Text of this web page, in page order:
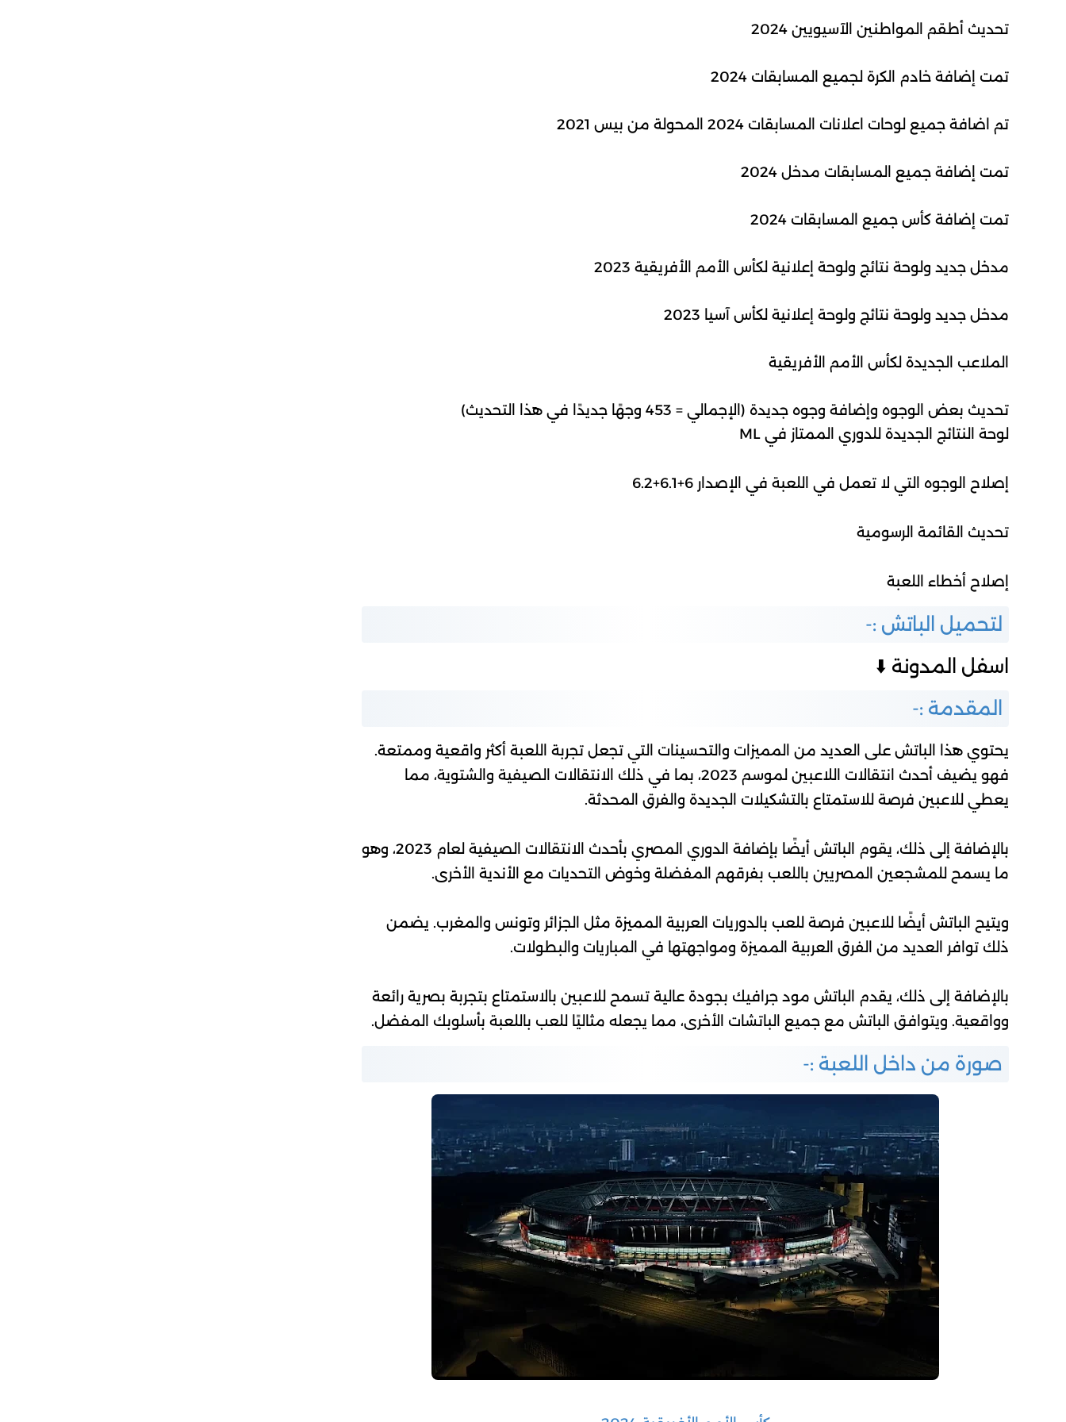
تحديث أطقم المواطنين الآسيويين 2024
تمت إضافة خادم الكرة لجميع المسابقات 2024
تم اضافة جميع لوحات اعلانات المسابقات 2024 المحولة من بيس 2021
تمت إضافة جميع المسابقات مدخل 2024
تمت إضافة كأس جميع المسابقات 2024
مدخل جديد ولوحة نتائج ولوحة إعلانية لكأس الأمم الأفريقية 2023
مدخل جديد ولوحة نتائج ولوحة إعلانية لكأس آسيا 2023
الملاعب الجديدة لكأس الأمم الأفريقية
تحديث بعض الوجوه وإضافة وجوه جديدة (الإجمالي = 453 وجهًا جديدًا في هذا التحديث)
لوحة النتائج الجديدة للدوري الممتاز في ML
إصلاح الوجوه التي لا تعمل في اللعبة في الإصدار 6+6.1+6.2
تحديث القائمة الرسومية
إصلاح أخطاء اللعبة
لتحميل الباتش :-
اسفل المدونة ⬇️
المقدمة :-
يحتوي هذا الباتش على العديد من المميزات والتحسينات التي تجعل تجربة اللعبة أكثر واقعية وممتعة.
فهو يضيف أحدث انتقالات اللاعبين لموسم 2023، بما في ذلك الانتقالات الصيفية والشتوية، مما
يعطي للاعبين فرصة للاستمتاع بالتشكيلات الجديدة والفرق المحدثة.
بالإضافة إلى ذلك، يقوم الباتش أيضًا بإضافة الدوري المصري بأحدث الانتقالات الصيفية لعام 2023، وهو
ما يسمح للمشجعين المصريين باللعب بفرقهم المفضلة وخوض التحديات مع الأندية الأخرى.
ويتيح الباتش أيضًا للاعبين فرصة للعب بالدوريات العربية المميزة مثل الجزائر وتونس والمغرب. يضمن
ذلك توافر العديد من الفرق العربية المميزة ومواجهتها في المباريات والبطولات.
بالإضافة إلى ذلك، يقدم الباتش مود جرافيك بجودة عالية تسمح للاعبين بالاستمتاع بتجربة بصرية رائعة
وواقعية. ويتوافق الباتش مع جميع الباتشات الأخرى، مما يجعله مثاليًا للعب باللعبة بأسلوبك المفضل.
صورة من داخل اللعبة :-